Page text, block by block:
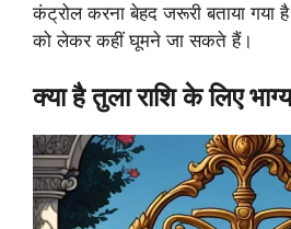
कंट्रोल करना बेहद जरूरी बताया गया
को लेकर कहीं घूमने जा सकते हैं।
क्या है तुला राशि के लिए